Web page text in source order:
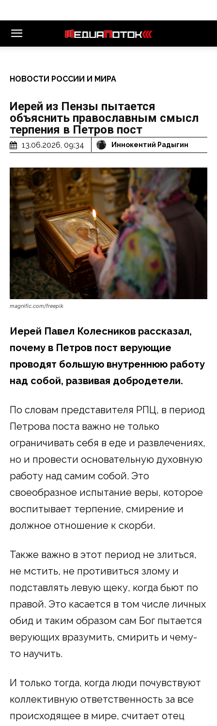
НОВОСТИ РОССИИ И МИРА
Иерей из Пензы пытается
объяснить православным смысл
терпения в Петров пост
13.06.2026, 09:34 Иннокентий Радыгин
magnific.com/freepik
Иерей Павел Колесников рассказал,
почему в Петров пост верующие
проводят большую внутреннюю работу
над собой, развивая добродетели.
По словам представителя РПЦ, в период
Петрова поста важно не только
ограничивать себя в еде и развлечениях,
но и провести основательную духовную
работу над самим собой. Это
своеобразное испытание веры, которое
воспитывает терпение, смирение и
должное отношение к скорби.
Также важно в этот период не злиться,
не мстить, не противиться злому и
подставлять левую щеку, когда бьют по
правой. Это касается в том числе личных
обид и таким образом сам Бог пытается
верующих вразумить, смирить и чему-
то научить.
И только тогда, когда люди почувствуют
коллективную ответственность за все
происходящее в мире, считает отец